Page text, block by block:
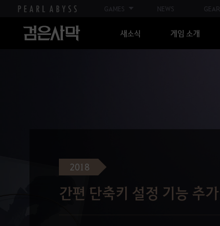
GAMES NEWS GEAR
새소식 게임 소개
2018
간편 단축키 설정 기능 추가